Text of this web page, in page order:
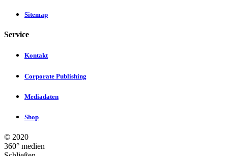
Sitemap
Service
Kontakt
Corporate Publishing
Mediadaten
Shop
© 2020
360° medien